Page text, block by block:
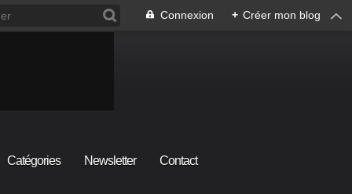
Connexion + Créer mon blog
Catégories Newsletter Contact